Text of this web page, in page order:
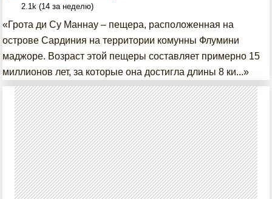
2.1k (14 за неделю)
«Грота ди Су Маннау – пещера, расположенная на
острове Сардиния на территории комунны Флумини
маджоре. Возраст этой пещеры составляет примерно 15
миллионов лет, за которые она достигла длины 8 ки...»